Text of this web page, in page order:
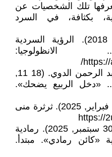
تلك الشخصيات عن
بكثافة، في السرد
فريد أمعضشـو. (11 مايو, 2018). الرؤية السردية
الانظولوجيا:
(5) دينا عبد الرحمن الدوي عبد الرحمن الدوي. (18 11,
«دخل الربيع يضحك».
(6) دينا عبد الرحمن الدوي. (5 فبراير, 2025). ثرثرة منى
(7) دينا عبد الرحمن الدوي. (30 سبتمبر, 2025). رمادية
«كائن رمادي». مبتدأ.